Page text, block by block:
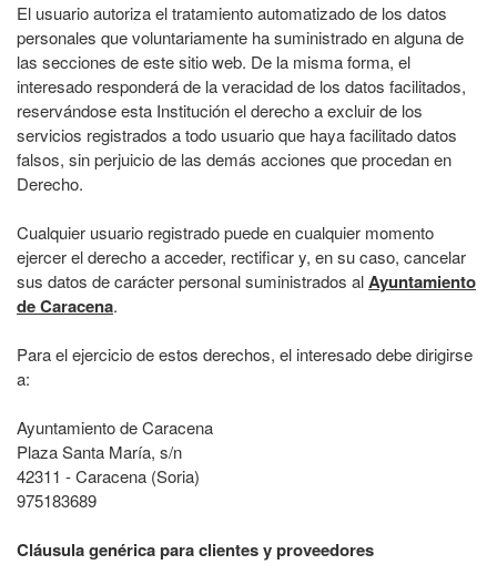
El usuario autoriza el tratamiento automatizado de los datos
personales que voluntariamente ha suministrado en alguna de
las secciones de este sitio web. De la misma forma, el
interesado responderá de la veracidad de los datos facilitados,
reservándose esta Institución el derecho a excluir de los
servicios registrados a todo usuario que haya facilitado datos
falsos, sin perjuicio de las demás acciones que procedan en
Derecho.
Cualquier usuario registrado puede en cualquier momento
ejercer el derecho a acceder, rectificar y, en su caso, cancelar
sus datos de carácter personal suministrados alAyuntamiento
de Caracena.
Para el ejercicio de estos derechos, el interesado debe dirigirse
a:
Ayuntamiento de Caracena
Plaza Santa María, s/n
42311 - Caracena (Soria)
975183689
Cláusula genérica para clientes y proveedores